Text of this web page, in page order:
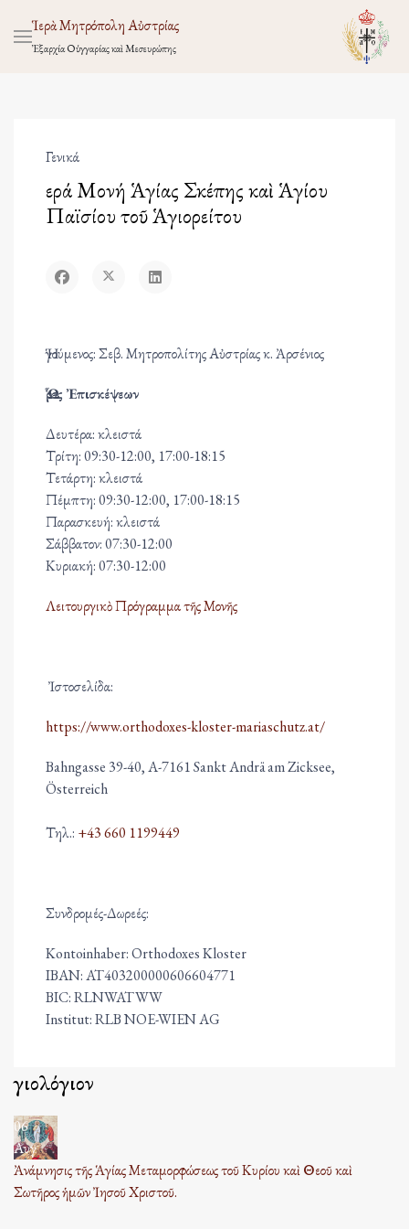
Ἱερὰ Μητρόπολη Αὐστρίας
Ἐξαρχία Οὑγγαρίας καὶ Μεσευρώπης
Γενικά
Ἱερά Μονή Ἁγίας Σκέπης καὶ Ἁγίου
Παϊσίου τοῦ Ἁγιορείτου
Ἡγούμενος: Σεβ. Μητροπολίτης Αὐστρίας κ. Ἀρσένιος
Ὧρες Ἐπισκέψεων
Δευτέρα: κλειστά
Τρίτη: 09:30-12:00, 17:00-18:15
Τετάρτη: κλειστά
Πέμπτη: 09:30-12:00, 17:00-18:15
Παρασκευή: κλειστά
Σάββατον: 07:30-12:00
Κυριακή: 07:30-12:00
Λειτουργικὸ Πρόγραμμα τῆς Μονῆς
Ἰστοσελίδα:
https://www.orthodoxes-kloster-mariaschutz.at/
Bahngasse 39-40, A-7161 Sankt Andrä am Zicksee,
Österreich
Τηλ.: +43 660 1199449
Συνδρομές-Δωρεές:
Kontoinhaber: Orthodoxes Kloster
IBAN: AT403200000606604771
BIC: RLNWATWW
Institut: RLB NOE-WIEN AG
Ἁγιολόγιον
06
Αυγ
Ἀνάμνησις τῆς Ἁγίας Μεταμορφώσεως τοῦ Κυρίου καὶ Θεοῦ καὶ
Σωτῆρος ἡμῶν Ἰησοῦ Χριστοῦ.